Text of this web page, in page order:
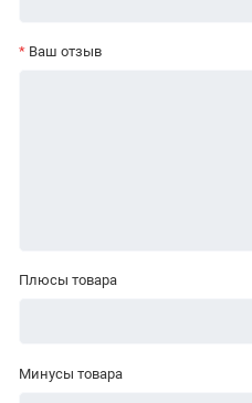
Ваш отзыв
Плюсы товара
Минусы товара